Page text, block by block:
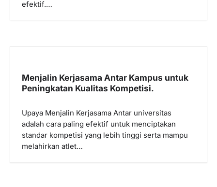
efektif.…
Menjalin Kerjasama Antar Kampus untuk
Peningkatan Kualitas Kompetisi.
Upaya Menjalin Kerjasama Antar universitas
adalah cara paling efektif untuk menciptakan
standar kompetisi yang lebih tinggi serta mampu
melahirkan atlet…